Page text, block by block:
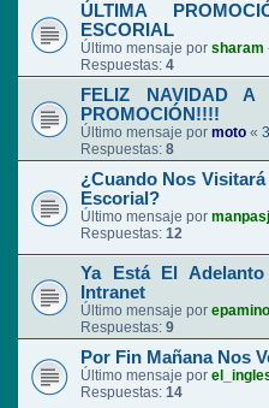
ÚLTIMA
ESCORIAL
Último mensaje por sharam
Respuestas: 4
FELIZ NAVIDAD
PROMOCIÓN!!!!
Último mensaje por moto «
Respuestas: 8
¿Cuando Nos Visitará
Escorial?
Último mensaje por
Respuestas: 12
Ya Está El
Intranet
Último mensaje por
Respuestas: 9
Por Fin Mañana Nos
Último mensaje por
Respuestas: 14